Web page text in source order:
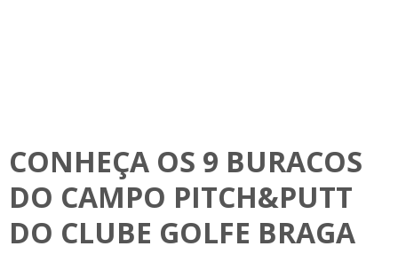
CONHEÇA OS 9 BURACOS
DO CAMPO PITCH&PUTT
DO CLUBE GOLFE BRAGA